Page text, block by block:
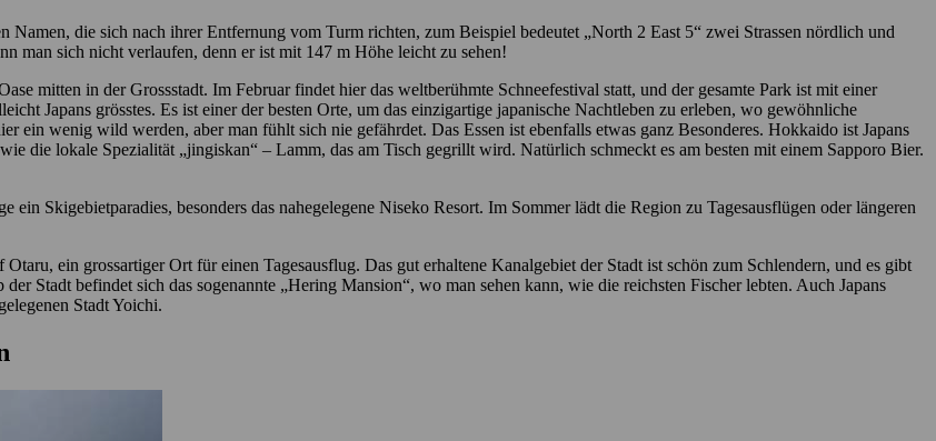
die sich nach ihrer Entfernung vom Turm richten, zum Beispiel bedeutet „North 2 East 5“ zwei Strassen nördlich und
man sich nicht verlaufen, denn er ist mit 147 m Höhe leicht zu sehen!
mitten in der Grossstadt. Im Februar findet hier das weltberühmte Schneefestival statt, und der gesamte Park ist mit einer
Japans grösstes. Es ist einer der besten Orte, um das einzigartige japanische Nachtleben zu erleben, wo gewöhnliche
ein wenig wild werden, aber man fühlt sich nie gefährdet. Das Essen ist ebenfalls etwas ganz Besonderes. Hokkaido ist Japans
die lokale Spezialität „jingiskan“ – Lamm, das am Tisch gegrillt wird. Natürlich schmeckt es am besten mit einem Sapporo Bier.
Skigebietparadies, besonders das nahegelegene Niseko Resort. Im Sommer lädt die Region zu Tagesausflügen oder längeren
ein grossartiger Ort für einen Tagesausflug. Das gut erhaltene Kanalgebiet der Stadt ist schön zum Schlendern, und es gibt
Stadt befindet sich das sogenannte „Hering Mansion“, wo man sehen kann, wie die reichsten Fischer lebten. Auch Japans
Stadt Yoichi.